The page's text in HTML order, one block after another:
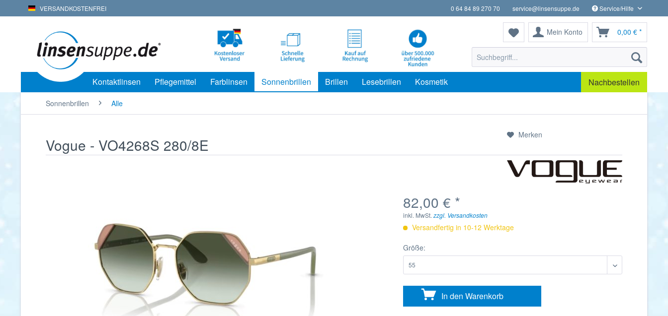
VERSANDKOSTENFREI 0 64 84 89 270 70 service@linsensuppe.de Service/Hilfe
Mein Konto 0,00 € *
Kontaktlinsen Pflegemittel Farblinsen Sonnenbrillen Brillen Lesebrillen Kosmetik Nachbestellen
Sonnenbrillen Alle
Vogue - VO4268S 280/8E
Merken
82,00 € *
inkl. MwSt.zzgl. Versandkosten
Versandfertig in 10-12 Werktage
Größe:
In den Warenkorb